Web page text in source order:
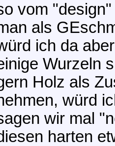
vom
als
ich da
Wurzeln
Holz als
würd
wir mal
harten